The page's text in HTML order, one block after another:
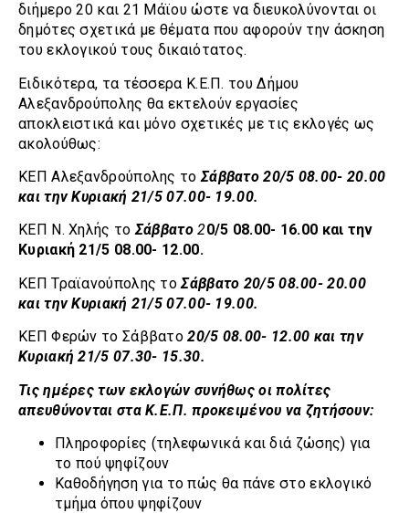
διήμερο 20 και 21 Μάϊου ώστε να διευκολύνονται οι
δημότες σχετικά με θέματα που αφορούν την άσκηση
του εκλογικού τους δικαιότατος.
Ειδικότερα, τα τέσσερα Κ.Ε.Π. του Δήμου
Αλεξανδρούπολης θα εκτελούν εργασίες
αποκλειστικά και μόνο σχετικές με τις εκλογές ως
ακολούθως:
ΚΕΠ Αλεξανδρούπολης το Σάββατο20/5 08.00- 20.00
και την Κυριακή 21/5 07.00- 19.00.
ΚΕΠ Ν. Χηλής τοΣάββατο20/5 08.00- 16.00 και την
Κυριακή 21/5 08.00- 12.00.
ΚΕΠ Τραϊανούπολης το Σάββατο 20/5 08.00- 20.00
και την Κυριακή 21/5 07.00- 19.00.
ΚΕΠ Φερών το Σάββατο20/5 08.00- 12.00 και την
Κυριακή 21/5 07.30- 15.30.
Τις ημέρες των εκλογών συνήθως οι πολίτες
απευθύνονται στα Κ.Ε.Π. προκειμένου να ζητήσουν:
Πληροφορίες (τηλεφωνικά και διά ζώσης) για
το πού ψηφίζουν
Καθοδήγηση για το πώς θα πάνε στο εκλογικό
τμήμα όπου ψηφίζουν